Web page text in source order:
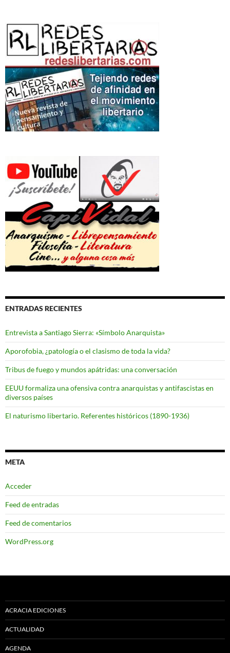
ENTRADAS RECIENTES
Entrevista a Santiago Sierra: «Símbolo Anarquista»
Aporofobia, ¿patología o el clasismo de toda la vida?
Tribus de fuego y mundos apátridas: una conversación
EEUU formaliza una ofensiva contra anarquistas y antifascistas en
diversos países
El naturismo libertario. Referentes históricos (1890-1936)
META
Acceder
Feed de entradas
Feed de comentarios
WordPress.org
ACRACIA EDICIONES
ACTUALIDAD
AGENDA